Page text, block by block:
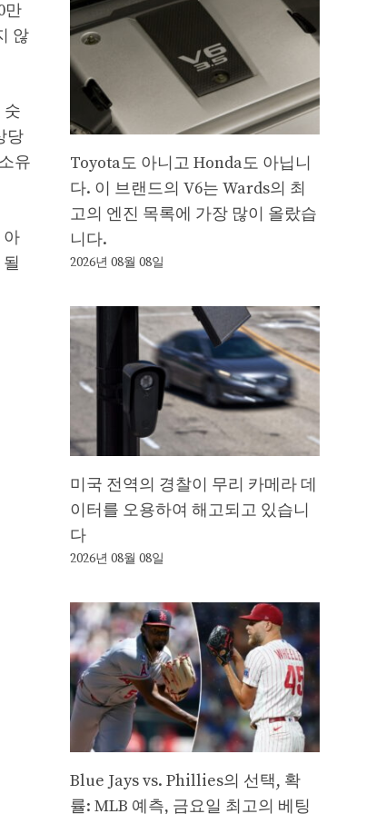
만
않
숫
당
유
아
Toyota도 아니고 Honda도 아닙니
다. 이 브랜드의 V6는 Wards의 최
고의 엔진 목록에 가장 많이 올랐습
니다.
2026년 08월 08일
미국 전역의 경찰이 무리 카메라 데
이터를 오용하여 해고되고 있습니
다
2026년 08월 08일
Blue Jays vs. Phillies의 선택, 확
률: MLB 예측, 금요일 최고의 베팅